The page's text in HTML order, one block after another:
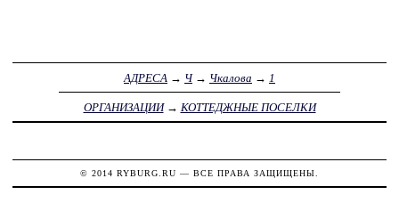
АДРЕСА → Ч→ Чкалова → 1
ОРГАНИЗАЦИИ→ КОТТЕДЖНЫЕ ПОСЕЛКИ
© 2014 RYBURG.RU — ВСЕ ПРАВА ЗАЩИЩЕНЫ.